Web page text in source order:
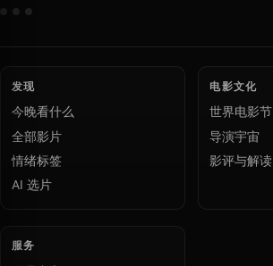
发现
今晚看什么
全部影片
情绪标签
AI 选片
电影文化
世界电影节
导演宇宙
影评与解读
服务